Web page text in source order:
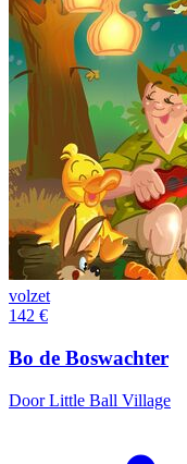
volzet
142 €
Bo de Boswachter
Door Little Ball Village